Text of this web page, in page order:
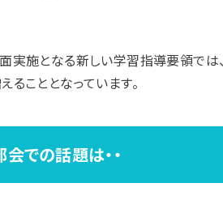
実施となる新しい学習指導要領では
こととなっています。
での話題は・・